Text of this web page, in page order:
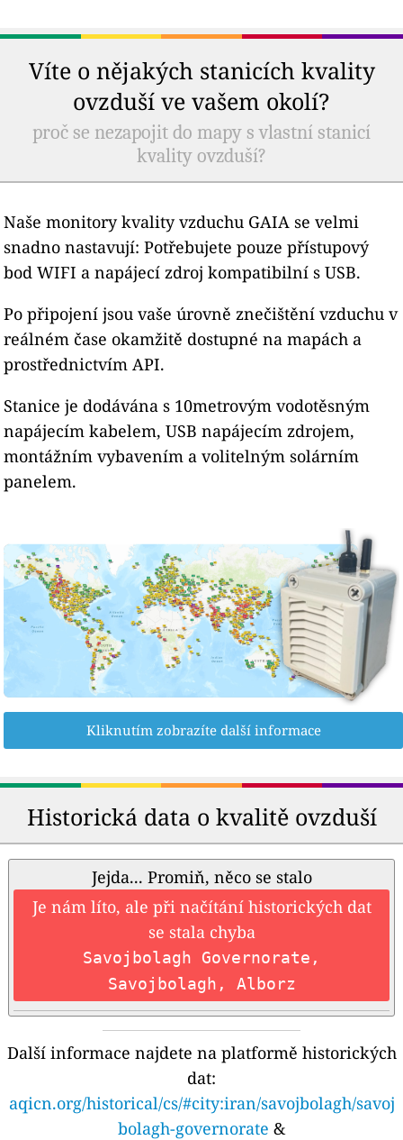
Víte o nějakých stanicích kvality
ovzduší ve vašem okolí?
proč se nezapojit do mapy s vlastní stanicí
kvality ovzduší?
Naše monitory kvality vzduchu GAIA se velmi
snadno nastavují: Potřebujete pouze přístupový
bod WIFI a napájecí zdroj kompatibilní s USB.
Po připojení jsou vaše úrovně znečištění vzduchu v
reálném čase okamžitě dostupné na mapách a
prostřednictvím API.
Stanice je dodávána s 10metrovým vodotěsným
napájecím kabelem, USB napájecím zdrojem,
montážním vybavením a volitelným solárním
panelem.
Kliknutím zobrazíte další informace
Historická data o kvalitě ovzduší
Jejda... Promiň, něco se stalo
Je nám líto, ale při načítání historických dat
se stala chyba
Savojbolagh Governorate,
Savojbolagh, Alborz
Další informace najdete na platformě historických
dat:
aqicn.org/historical/cs/#city:iran/savojbolagh/savoj
bolagh-governorate &